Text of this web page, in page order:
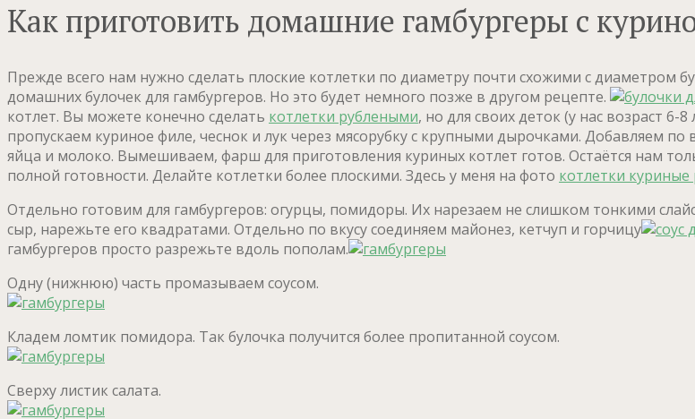
Как приготовить домашние гамбургеры с
Прежде всего нам нужно сделать плоские котлетки по диаметру почти схожими с диаметром
домашних булочек для гамбургеров. Но это будет немного позже в другом рецепте.
котлет. Вы можете конечно сделать котлетки рублеными, но для своих деток (у нас возраст
пропускаем куриное филе, чеснок и лук через мясорубку с крупными дырочками. Добавляем
яйца и молоко. Вымешиваем, фарш для приготовления куриных котлет готов. Остаётся нам
полной готовности. Делайте котлетки более плоскими. Здесь у меня на фото котлетки куриные
Отдельно готовим для гамбургеров: огурцы, помидоры. Их нарезаем не слишком тонкими
сыр, нарежьте его квадратами. Отдельно по вкусу соединяем майонез, кетчуп и горчицу
гамбургеров просто разрежьте вдоль пополам.
Одну (нижнюю) часть промазываем соусом.
Кладем ломтик помидора. Так булочка получится более пропитанной соусом.
Сверху листик салата.